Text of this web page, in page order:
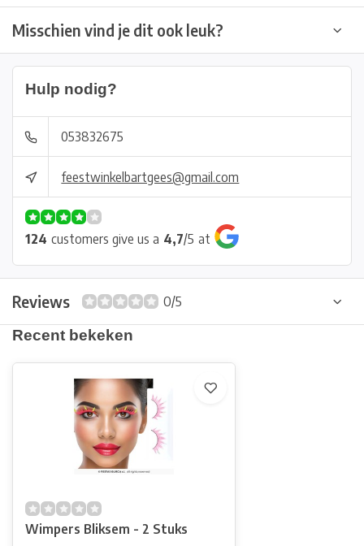
Misschien vind je dit ook leuk?
Hulp nodig?
053832675
feestwinkelbartgees@gmail.com
124 customers give us a 4,7/5 at
Reviews
0/5
Recent bekeken
Wimpers Bliksem - 2 Stuks